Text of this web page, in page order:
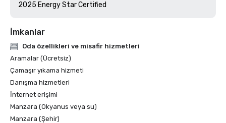
İmkanlar
Oda özellikleri ve misafir hizmetleri
Aramalar (Ücretsiz)
Çamaşır yıkama hizmeti
Danışma hizmetleri
İnternet erişimi
Manzara (Okyanus veya su)
Manzara (Şehir)